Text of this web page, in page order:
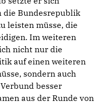
die Bundesrepublik
leisten müsse, die
Im weiteren
nicht nur die
auf einen weiteren
sondern auch
besser
aus der Runde von